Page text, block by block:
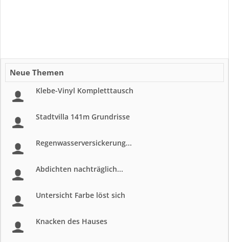
Neue Themen
Klebe-Vinyl Kompletttausch
Stadtvilla 141m Grundrisse
Regenwasserversickerung...
Abdichten nachträglich...
Untersicht Farbe löst sich
Knacken des Hauses